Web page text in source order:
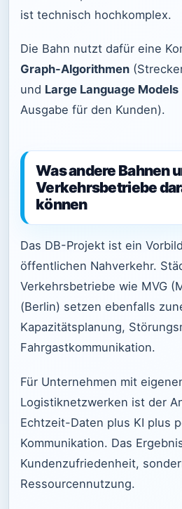
ist technisch hochkomplex.
Die Bahn nutzt dafür eine
Graph-Algorithmen
und Large Language Models
Ausgabe für den Kunden).
Was andere Bahnen
Verkehrsbetriebe
können
Das DB-Projekt ist ein
öffentlichen Nahverkehr.
Verkehrsbetriebe wie MVG
(Berlin) setzen ebenfalls
Kapazitätsplanung,
Fahrgastkommunikation.
Für Unternehmen mit
Logistiknetzwerken ist der
Echtzeit-Daten plus KI plus
Kommunikation. Das
Kundenzufriedenheit,
Ressourcennutzung.